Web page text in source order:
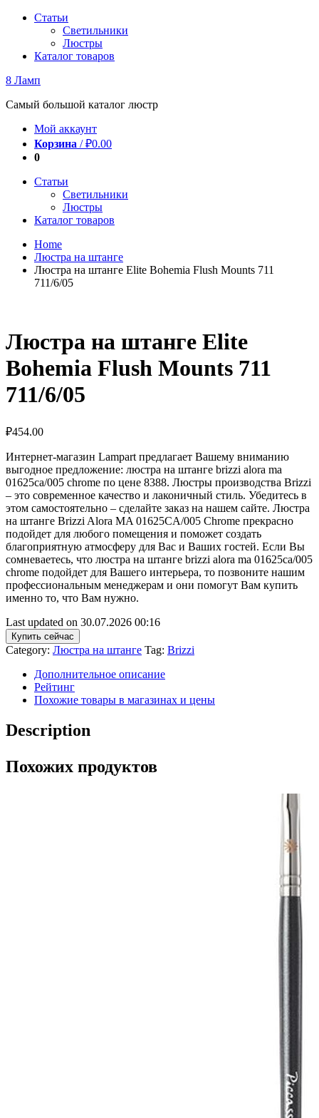
Перейти
содержимому
Статьи
Светильники
Люстры
Каталог товаров
8 Ламп
Самый большой каталог люстр
Мой аккаунт
Корзина /₽0.00
0
Статьи
Светильники
Люстры
Каталог товаров
Home
Люстра на штанге
Люстра на штанге Elite Bohemia Flush Mounts 711
711/6/05
Люстра на штанге Elite
Bohemia Flush Mounts 711
711/6/05
₽454.00
Интернет-магазин Lampart предлагает Вашему вниманию
выгодное предложение: люстра на штанге brizzi alora ma
01625ca/005 chrome по цене 8388. Люстры производства Brizzi
– это современное качество и лаконичный стиль. Убедитесь в
этом самостоятельно – сделайте заказ на нашем сайте. Люстра
на штанге Brizzi Alora MA 01625CA/005 Chrome прекрасно
подойдет для любого помещения и поможет создать
благоприятную атмосферу для Вас и Ваших гостей. Если Вы
сомневаетесь, что люстра на штанге brizzi alora ma 01625ca/005
chrome подойдет для Вашего интерьера, то позвоните нашим
профессиональным менеджерам и они помогут Вам купить
именно то, что Вам нужно.
Last updated on 30.07.2026 00:16
Купить сейчас
Category: Люстра на штанге Tag: Brizzi
Дополнительное описание
Рейтинг
Похожие товары в магазинах и цены
Description
Похожих продуктов